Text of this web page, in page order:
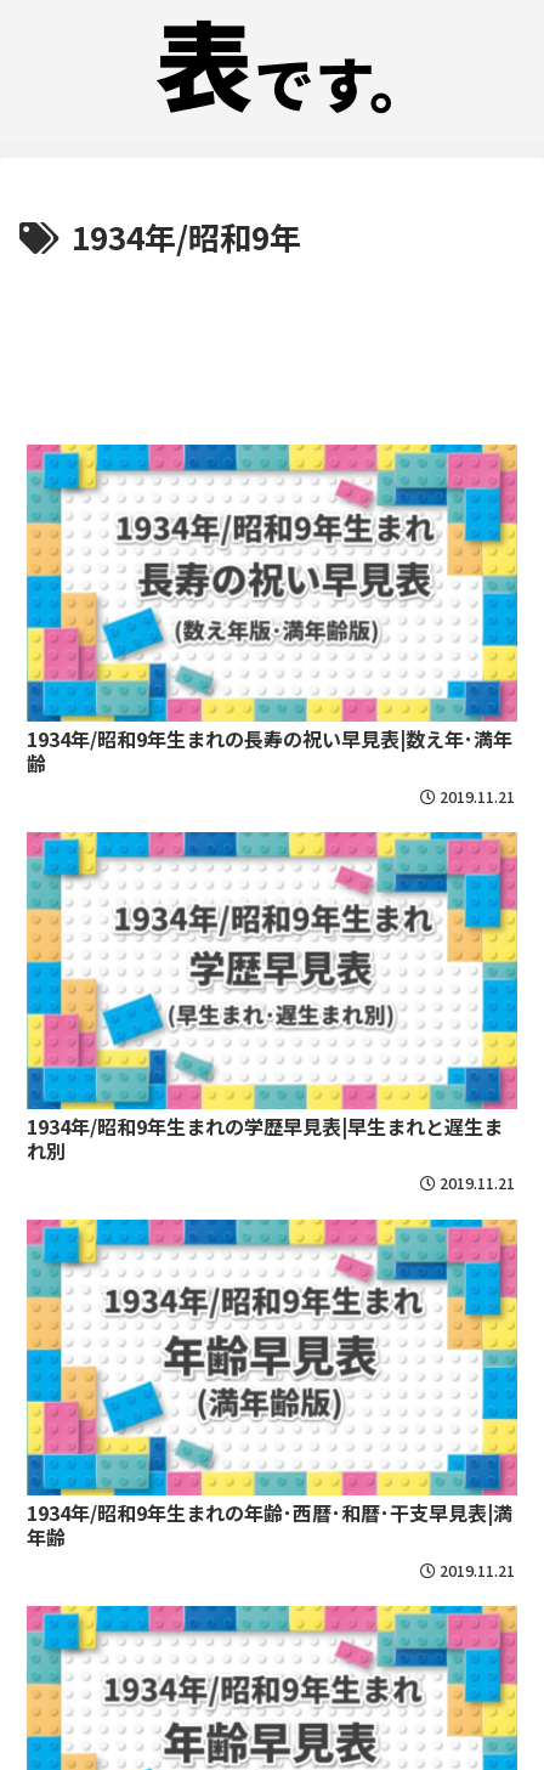
1934年/昭和9年
1934年/昭和9年生まれの長寿の祝い早見表|数え年･満年
齢
2019.11.21
1934年/昭和9年生まれの学歴早見表|早生まれと遅生ま
れ別
2019.11.21
1934年/昭和9年生まれの年齢･西暦･和暦･干支早見表|満
年齢
2019.11.21